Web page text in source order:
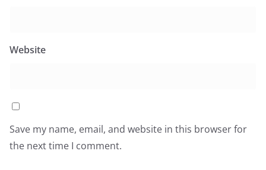
Website
Save my name, email, and website in this browser for
the next time I comment.